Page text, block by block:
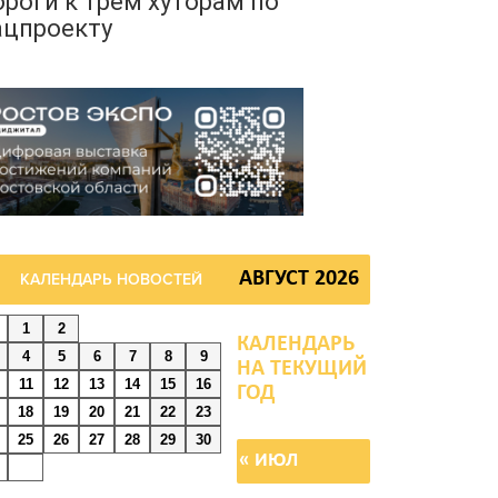
23 года Ростов
стать городом с
под 2 млн
августа 2026 15:22
на озере
утонул 43-летний
2026 15:06
КАЛЕНДАРЬ НОВОСТЕЙ АВГУСТ 2026
1
2
4 5 6 7 8
9
11 12 13 14 15
16
18 19 20 21 22
23
25 26 27 28 29
30
« ИЮЛ